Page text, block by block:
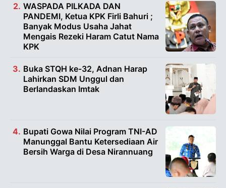
WASPADA PILKADA DAN
PANDEMI, Ketua KPK Firli Bahuri ;
Banyak Modus Usaha Jahat
Mengais Rezeki Haram Catut Nama
KPK
Buka STQH ke-32, Adnan Harap
Lahirkan SDM Unggul dan
Berlandaskan Imtak
Bupati Gowa Nilai Program TNI-AD
Manunggal Bantu Ketersediaan Air
Bersih Warga di Desa Nirannuang